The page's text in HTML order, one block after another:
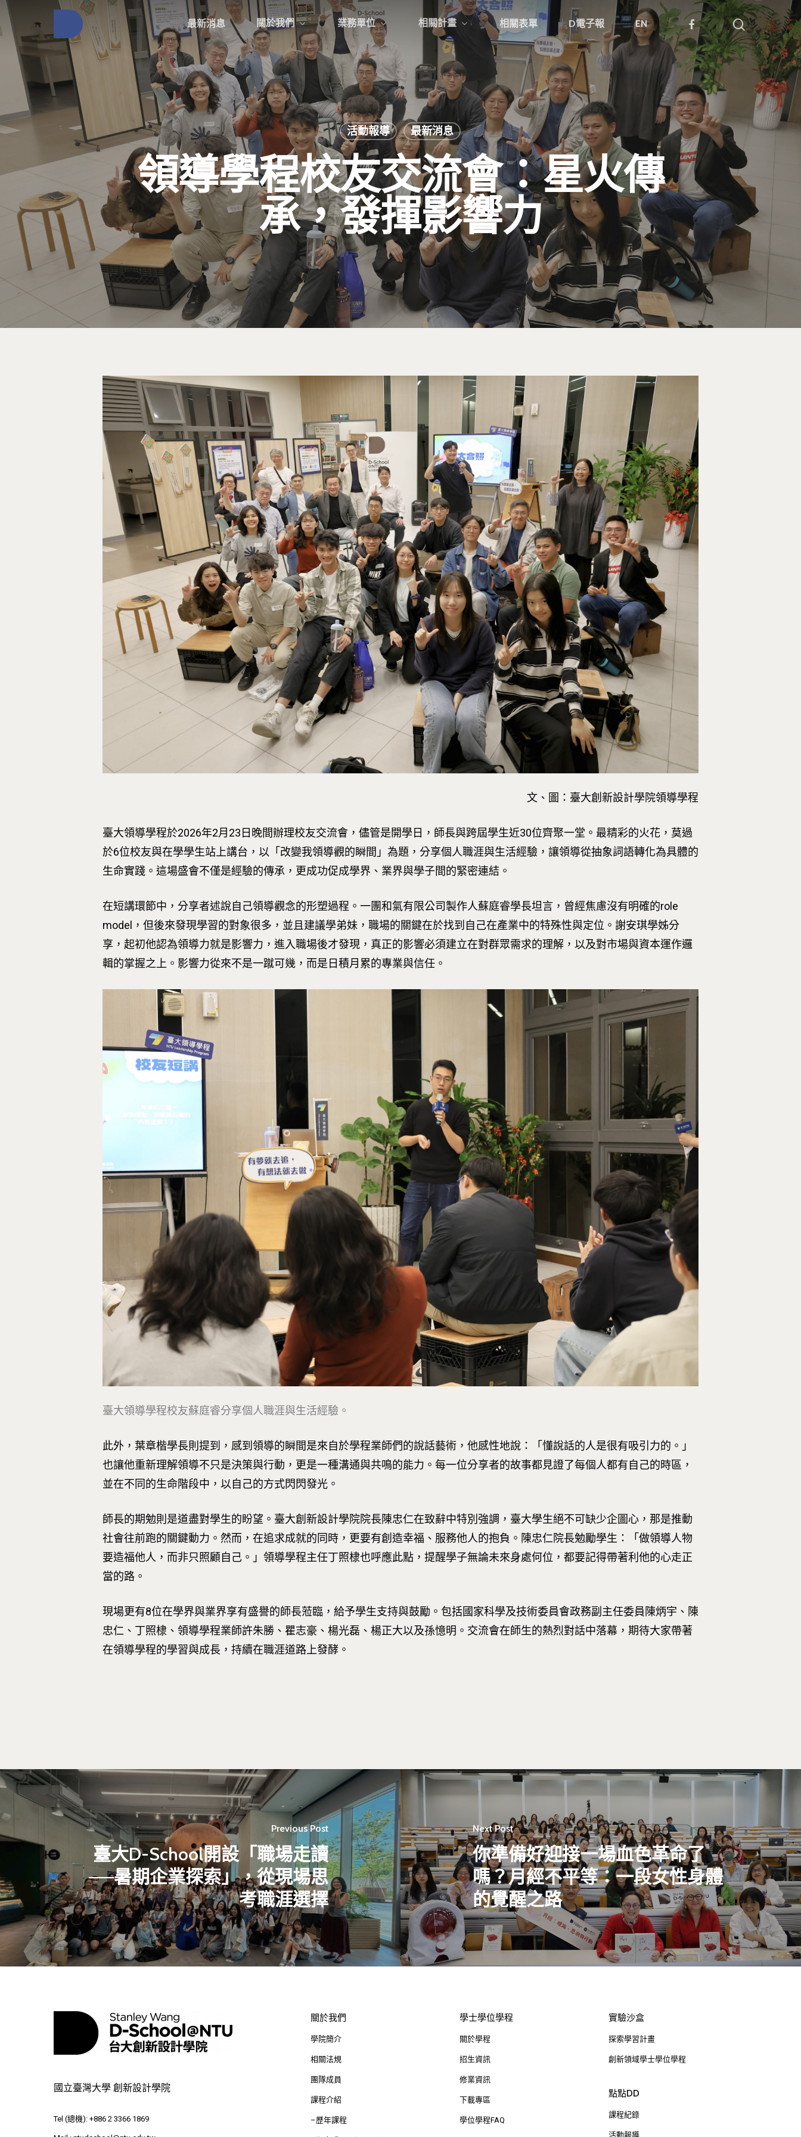
按下Enter開始搜尋，或Esc關閉跳窗
最新消息 關於我們 業務單位 相關計畫 相關表單 D電子報 EN
活動報導 最新消息
領導學程校友交流會：星火傳
承，發揮影響力
文、圖：臺大創新設計學院領導學程
臺大領導學程於2026年2月23日晚間辦理校友交流會，儘管是開學日，師長與跨屆學生近30位齊聚一堂。最精彩的火花，莫過
於6位校友與在學學生站上講台，以「改變我領導觀的瞬間」為題，分享個人職涯與生活經驗，讓領導從抽象詞語轉化為具體的
生命實踐。這場盛會不僅是經驗的傳承，更成功促成學界、業界與學子間的緊密連結。
在短講環節中，分享者述說自己領導觀念的形塑過程。一團和氣有限公司製作人蘇庭睿學長坦言，曾經焦慮沒有明確的role
model，但後來發現學習的對象很多，並且建議學弟妹，職場的關鍵在於找到自己在產業中的特殊性與定位。謝安琪學姊分
享，起初他認為領導力就是影響力，進入職場後才發現，真正的影響必須建立在對群眾需求的理解，以及對市場與資本運作邏
輯的掌握之上。影響力從來不是一蹴可幾，而是日積月累的專業與信任。
臺大領導學程校友蘇庭睿分享個人職涯與生活經驗。
此外，葉章楷學長則提到，感到領導的瞬間是來自於學程業師們的說話藝術，他感性地說：「懂說話的人是很有吸引力的。」
也讓他重新理解領導不只是決策與行動，更是一種溝通與共鳴的能力。每一位分享者的故事都見證了每個人都有自己的時區，
並在不同的生命階段中，以自己的方式閃閃發光。
師長的期勉則是道盡對學生的盼望。臺大創新設計學院院長陳忠仁在致辭中特別強調，臺大學生絕不可缺少企圖心，那是推動
社會往前跑的關鍵動力。然而，在追求成就的同時，更要有創造幸福、服務他人的抱負。陳忠仁院長勉勵學生：「做領導人物
要造福他人，而非只照顧自己。」領導學程主任丁照棣也呼應此點，提醒學子無論未來身處何位，都要記得帶著利他的心走正
當的路。
現場更有8位在學界與業界享有盛譽的師長蒞臨，給予學生支持與鼓勵。包括國家科學及技術委員會政務副主任委員陳炳宇、陳
忠仁、丁照棣、領導學程業師許朱勝、瞿志豪、楊光磊、楊正大以及孫憶明。交流會在師生的熱烈對話中落幕，期待大家帶著
在領導學程的學習與成長，持續在職涯道路上發酵。
Previous Post
臺大D-School開設「職場走讀
──暑期企業探索」，從現場思
考職涯選擇
Next Post
你準備好迎接一場血色革命了
嗎？月經不平等：一段女性身體
的覺醒之路
國立臺灣大學 創新設計學院
Tel (總機): +886 2 3366 1869
關於我們
學院簡介
相關法規
團隊成員
課程介紹
–歷年課程
學士學位學程
關於學程
招生資訊
修業資訊
下載專區
學位學程FAQ
實驗沙盒
探索學習計畫
創新領域學士學位學程
點點DD
課程紀錄
活動報導
Tel : +886 2 3366 1869
Address : 100047臺北市中正區思
卓越研究大樓409室
Room 409, Building for Research
Excellence. No.18, Siyuan St,
Dist, Taipei City 100047, Taiwan